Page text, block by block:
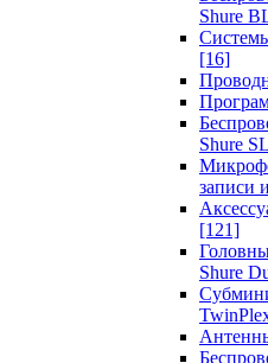
Shure
[16]
Shure
записи
[121]
Shure